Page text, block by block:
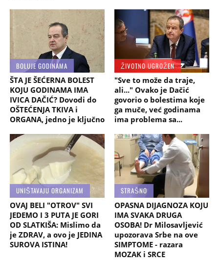
BOLUJE GODINAMA
ŠTA JE ŠEĆERNA BOLEST
KOJU GODINAMA IMA
IVICA DAČIĆ? Dovodi do
OŠTEĆENJA TKIVA i
ORGANA, jedno je ključno
ŽIVOTNO UGROŽEN
"Sve to može da traje,
ali..." Ovako je Dačić
govorio o bolestima koje
ga muče, već godinama
ima problema sa...
UNIŠTAVAJU ORGANIZAM
OVAJ BELI "OTROV" SVI
JEDEMO I 3 PUTA JE GORI
OD SLATKIŠA: Mislimo da
je ZDRAV, a ovo je JEDINA
SUROVA ISTINA!
STRAŠNO
OPASNA DIJAGNOZA KOJU
IMA SVAKA DRUGA
OSOBA! Dr Milosavljević
upozorava Srbe na ove
SIMPTOME - razara
MOZAK i SRCE